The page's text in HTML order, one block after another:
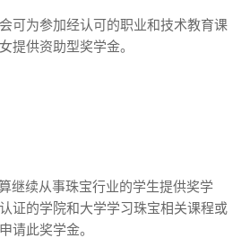
可为参加经认可的职业和技术教育课
提供资助型奖学金。
继续从事珠宝行业的学生提供奖学
证的学院和大学学习珠宝相关课程或
请此奖学金。